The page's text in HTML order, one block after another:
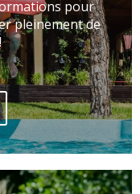
pour
pleinement de